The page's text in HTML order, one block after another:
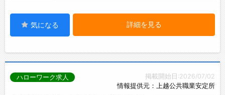
気になる 詳細を見る
掲載開始日:2026/07/02
情報提供元：上越公共職業安定所
ハローワーク求人